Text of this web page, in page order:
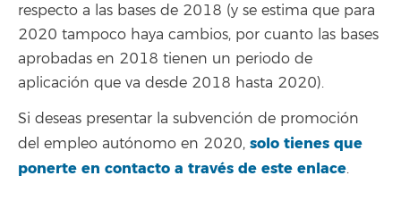
respecto a las bases de 2018 (y se estima que para
2020 tampoco haya cambios, por cuanto las bases
aprobadas en 2018 tienen un periodo de
aplicación que va desde 2018 hasta 2020).
Si deseas presentar la subvención de promoción
del empleo autónomo en 2020, solo tienes que
ponerte en contacto a través de este enlace.